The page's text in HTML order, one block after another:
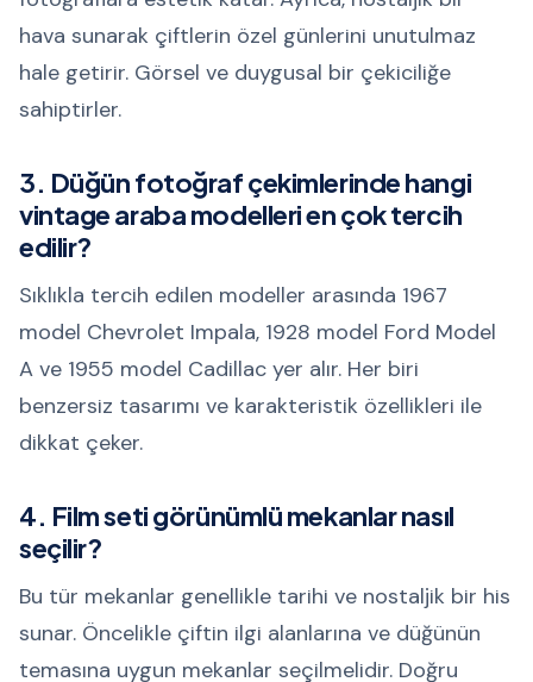
hava sunarak çiftlerin özel günlerini unutulmaz
hale getirir. Görsel ve duygusal bir çekiciliğe
sahiptirler.
3. Düğün fotoğraf çekimlerinde hangi
vintage araba modelleri en çok tercih
edilir?
Sıklıkla tercih edilen modeller arasında 1967
model Chevrolet Impala, 1928 model Ford Model
A ve 1955 model Cadillac yer alır. Her biri
benzersiz tasarımı ve karakteristik özellikleri ile
dikkat çeker.
4. Film seti görünümlü mekanlar nasıl
seçilir?
Bu tür mekanlar genellikle tarihi ve nostaljik bir his
sunar. Öncelikle çiftin ilgi alanlarına ve düğünün
temasına uygun mekanlar seçilmelidir. Doğru